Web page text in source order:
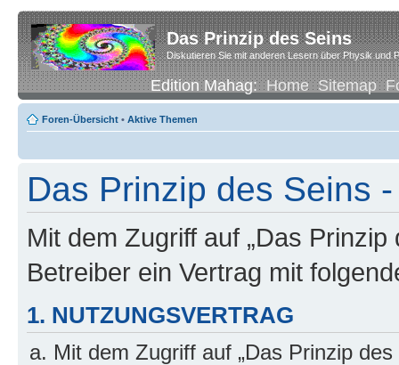
Das Prinzip des Seins
Diskutieren Sie mit anderen Lesern über Physik und
Edition Mahag:Home Sitemap
Foren-Übersicht • Aktive Themen
Das Prinzip des Seins
Mit dem Zugriff auf „Das
Betreiber ein Vertrag mit
1. NUTZUNGSVERTRAG
Mit dem Zugriff auf „Das Prinzip